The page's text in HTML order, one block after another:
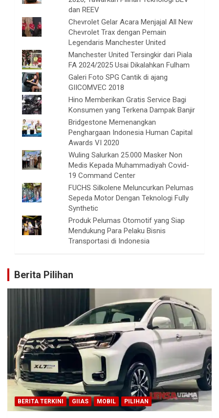
dan REEV
Chevrolet Gelar Acara Menjajal All New
Chevrolet Trax dengan Pemain
Legendaris Manchester United
Manchester United Tersingkir dari Piala
FA 2024/2025 Usai Dikalahkan Fulham
Galeri Foto SPG Cantik di ajang
GIICOMVEC 2018
Hino Memberikan Gratis Service Bagi
Konsumen yang Terkena Dampak Banjir
Bridgestone Memenangkan
Penghargaan Indonesia Human Capital
Awards VI 2020
Wuling Salurkan 25.000 Masker Non
Medis Kepada Muhammadiyah Covid-
19 Command Center
FUCHS Silkolene Meluncurkan Pelumas
Sepeda Motor Dengan Teknologi Fully
Synthetic
Produk Pelumas Otomotif yang Siap
Mendukung Para Pelaku Bisnis
Transportasi di Indonesia
Berita Pilihan
BERITA TERKINI GIIAS MOBIL PILIHAN